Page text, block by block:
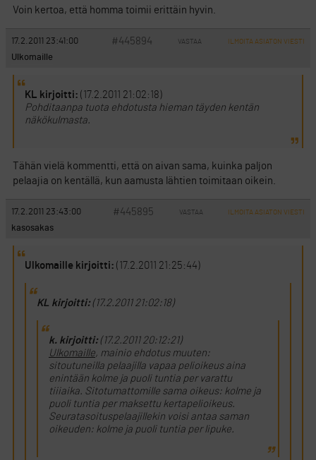
Voin kertoa, että homma toimii erittäin hyvin.
17.2.2011 23:41:00 #445894 VASTAA ILMOITA ASIATON VIESTI
Ulkomaille
KL kirjoitti: (17.2.2011 21:02:18)
Pohditaanpa tuota ehdotusta hieman täyden kentän
näkökulmasta.
Tähän vielä kommentti, että on aivan sama, kuinka paljon
pelaajia on kentällä, kun aamusta lähtien toimitaan oikein.
17.2.2011 23:43:00 #445895 VASTAA ILMOITA ASIATON VIESTI
kasosakas
Ulkomaille kirjoitti: (17.2.2011 21:25:44)
KL kirjoitti:(17.2.2011 21:02:18)
k. kirjoitti:(17.2.2011 20:12:21)
Ulkomaille, mainio ehdotus muuten:
sitoutuneilla pelaajilla vapaa pelioikeus aina
enintään kolme ja puoli tuntia per varattu
tiiiaika. Sitotumattomille sama oikeus: kolme ja
puoli tuntia per maksettu kertapelioikeus.
Seuratasoituspelaajillekin voisi antaa saman
oikeuden: kolme ja puoli tuntia per lipuke.